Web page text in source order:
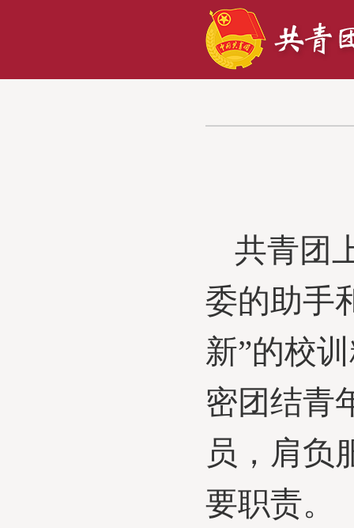
共青团
委的助手
新”的校
密团结青
员， 肩负
要职责。